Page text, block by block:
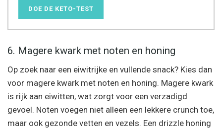
DOE DE KETO-TEST
6. Magere kwark met noten en honing
Op zoek naar een eiwitrijke en vullende snack? Kies dan
voor magere kwark met noten en honing. Magere kwark
is rijk aan eiwitten, wat zorgt voor een verzadigd
gevoel. Noten voegen niet alleen een lekkere crunch toe,
maar ook gezonde vetten en vezels. Een drizzle honing